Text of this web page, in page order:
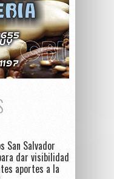
San Salvador
dar visibilidad
aportes a la